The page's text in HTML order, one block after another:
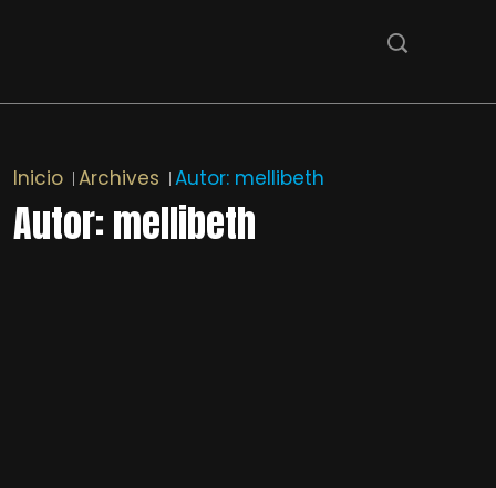
Inicio Archives Autor: mellibeth
Autor:mellibeth